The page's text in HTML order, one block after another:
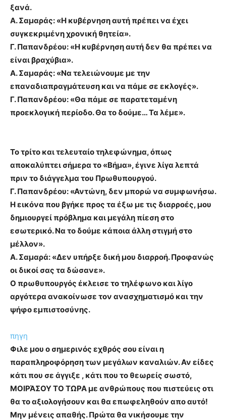
ξανά.
Α. Σαμαράς: «Η κυβέρνηση αυτή πρέπει να έχει
συγκεκριμένη χρονική θητεία».
Γ. Παπανδρέου: «Η κυβέρνηση αυτή δεν θα πρέπει να
είναι βραχύβια».
Α. Σαμαράς: «Να τελειώνουμε με την
επαναδιαπραγμάτευση και να πάμε σε εκλογές».
Γ. Παπανδρέου: «Θα πάμε σε παρατεταμένη
προεκλογική περίοδο. Θα το δούμε… Τα λέμε».
Το τρίτο και τελευταίο τηλεφώνημα, όπως
αποκαλύπτει σήμερα το «Βήμα», έγινε λίγα λεπτά
πριν το διάγγελμα του Πρωθυπουργού.
Γ. Παπανδρέου: «Αντώνη, δεν μπορώ να συμφωνήσω.
Η εικόνα που βγήκε προς τα έξω με τις διαρροές, μου
δημιουργεί πρόβλημα και μεγάλη πίεση στο
εσωτερικό. Να το δούμε κάποια άλλη στιγμή στο
μέλλον».
Α. Σαμαρά: «Δεν υπήρξε δική μου διαρροή. Προφανώς
οι δικοί σας τα δώσανε».
Ο πρωθυπουργός έκλεισε το τηλέφωνο και λίγο
αργότερα ανακοίνωσε τον ανασχηματισμό και την
ψήφο εμπιστοσύνης.
πηγη
Φιλε μου ο σημερινός εχθρός σου είναι η
παραπληροφόρηση των μεγάλων καναλιών. Αν είδες
κάτι που σε άγγιξε , κάτι που το θεωρείς σωστό,
ΜΟΙΡΆΣΟΥ ΤΟ ΤΩΡΑ με ανθρώπους που πιστεύεις οτι
θα το αξιολογήσουν και θα επωφεληθούν απο αυτό!
Μην μένεις απαθής. Πρώτα θα νικήσουμε την